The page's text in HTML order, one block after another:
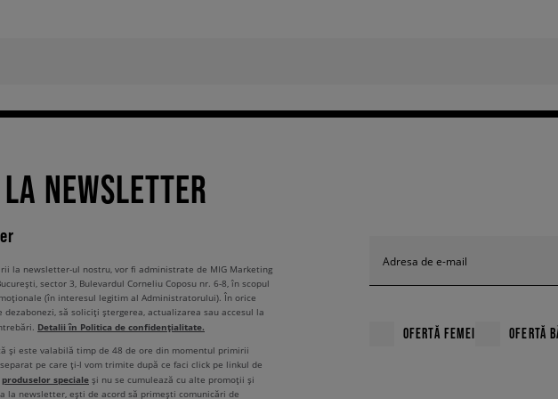
NEWSLETTER
Adresa de e-mail
OFERTĂ FEMEI OFERTĂ
la newsletter-ul nostru, vor fi administrate de MIG Marketing
sector 3, Bulevardul Corneliu Coposu nr. 6-8, în scopul
(în interesul legitim al Administratorului). În orice
să soliciți ștergerea, actualizarea sau accesul la
Detalii în Politica de confidențialitate.
și este valabilă timp de 48 de ore din momentul primirii
pe care ți-l vom trimite după ce faci click pe linkul de
produselor speciale și nu se cumulează cu alte promoții și
la newsletter, ești de acord să primești comunicări de